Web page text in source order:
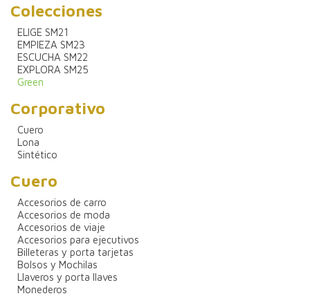
Colecciones
ELIGE SM21
EMPIEZA SM23
ESCUCHA SM22
EXPLORA SM25
Green
Corporativo
Cuero
Lona
Sintético
Cuero
Accesorios de carro
Accesorios de moda
Accesorios de viaje
Accesorios para ejecutivos
Billeteras y porta tarjetas
Bolsos y Mochilas
Llaveros y porta llaves
Monederos